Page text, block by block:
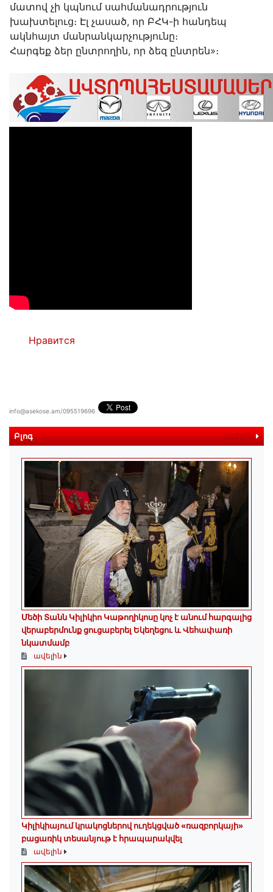
մատով չի կպնում սահմանադրություն
խախտելուց։ Էլ չասած, որ ԲՀԿ-ի հանդեպ
ակնհայտ մանրանկարչությունը։
Հարգեք ձեր ընտրողին, որ ձեզ ընտրեն»։
Нравится
info@asekose.am/095519696
Բլոգ ավելին
Մեծի Տանն Կիլիկիո Կաթողիկոսը կոչ է անում հարգալից
վերաբերմունք ցուցաբերել Եկեղեցու և Վեհափառի
նկատմամբ
ավելին
Կիլիկիայում կրակոցներով ուղեկցված «ռազբորկայի»
բացառիկ տեսանյութ է հրապարակվել
ավելին